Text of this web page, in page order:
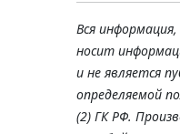
Вся
носит
и не является
определяемой
(2) ГК РФ.